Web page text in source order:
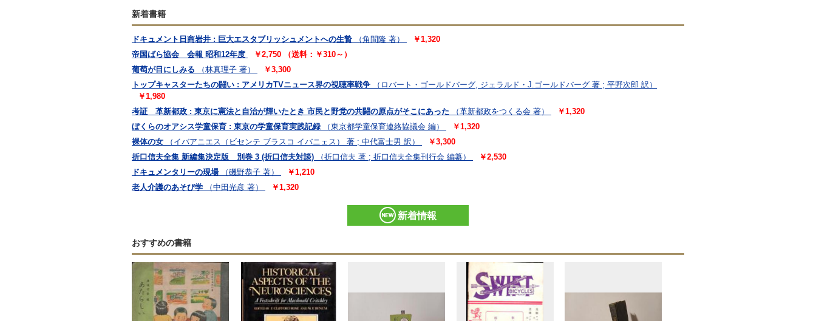
新着書籍
ドキュメント日商岩井 : 巨大エスタブリッシュメントへの生贄 （角間隆 著）
￥1,320
帝国ばら協会 会報 昭和12年度
￥2,750 （送料：￥310～）
葡萄が目にしみる
（林真理子 著）
￥3,300
トップキャスターたちの闘い : アメリカTVニュース界の視聴率戦争
（ロバート・ゴールドバーグ, ジェラルド・J.ゴールドバーグ 著 ; 平野次郎 訳）
￥1,980
考証 革新都政 : 東京に憲法と自治が輝いたとき 市民と野党の共闘の原点がそこにあった
（革新都政をつくる会 著）
￥1,320
ぼくらのオアシス学童保育 : 東京の学童保育実践記録
（東京都学童保育連絡協議会 編）
￥1,320
裸体の女
（イバアニエス（ビセンテ ブラスコ イバニェス） 著 ; 中代富士男 訳）
￥3,300
折口信夫全集 新編集決定版 別巻 3 (折口信夫対談)
（折口信夫 著 ; 折口信夫全集刊行会 編纂）
￥2,530
ドキュメンタリーの現場
（磯野恭子 著）
￥1,210
老人介護のあそび学
（中田光彦 著） ￥1,320
新着情報
おすすめの書籍